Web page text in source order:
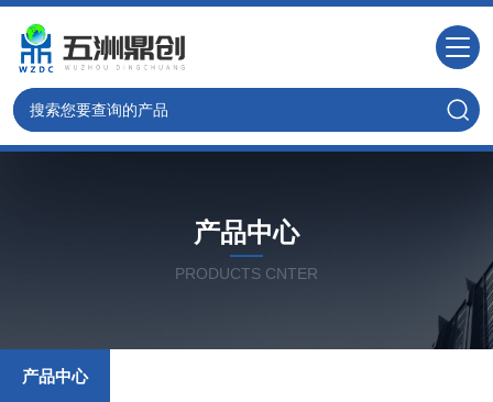
产品中心
PRODUCTS CNTER
产品中心